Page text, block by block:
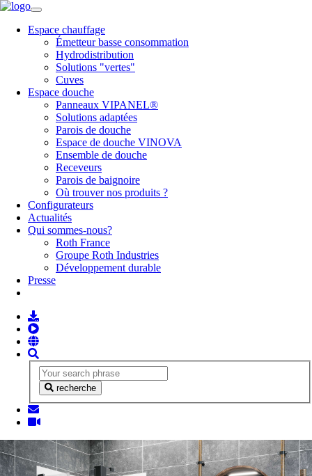
Espace chauffage
Émetteur basse consommation
Hydrodistribution
Solutions "vertes"
Cuves
Espace douche
Panneaux VIPANEL®
Solutions adaptées
Parois de douche
Espace de douche VINOVA
Ensemble de douche
Receveurs
Parois de baignoire
Où trouver nos produits ?
Configurateurs
Actualités
Qui sommes-nous?
Roth France
Groupe Roth Industries
Développement durable
Presse
recherche